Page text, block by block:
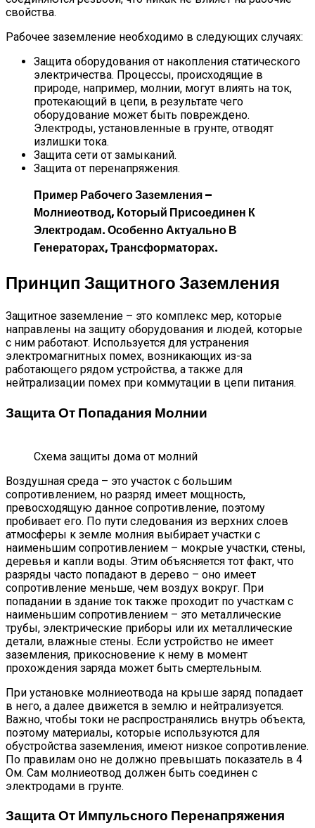
свойства.
Рабочее заземление необходимо в следующих случаях:
Защита оборудования от накопления статического
электричества. Процессы, происходящие в
природе, например, молнии, могут влиять на ток,
протекающий в цепи, в результате чего
оборудование может быть повреждено.
Электроды, установленные в грунте, отводят
излишки тока.
Защита сети от замыканий.
Защита от перенапряжения.
Пример Рабочего Заземления –
Молниеотвод, Который Присоединен К
Электродам. Особенно Актуально В
Генераторах, Трансформаторах.
Принцип Защитного Заземления
Защитное заземление – это комплекс мер, которые
направлены на защиту оборудования и людей, которые
с ним работают. Используется для устранения
электромагнитных помех, возникающих из-за
работающего рядом устройства, а также для
нейтрализации помех при коммутации в цепи питания.
Защита От Попадания Молнии
Схема защиты дома от молний
Воздушная среда – это участок с большим
сопротивлением, но разряд имеет мощность,
превосходящую данное сопротивление, поэтому
пробивает его. По пути следования из верхних слоев
атмосферы к земле молния выбирает участки с
наименьшим сопротивлением – мокрые участки, стены,
деревья и капли воды. Этим объясняется тот факт, что
разряды часто попадают в дерево – оно имеет
сопротивление меньше, чем воздух вокруг. При
попадании в здание ток также проходит по участкам с
наименьшим сопротивлением – это металлические
трубы, электрические приборы или их металлические
детали, влажные стены. Если устройство не имеет
заземления, прикосновение к нему в момент
прохождения заряда может быть смертельным.
При установке молниеотвода на крыше заряд попадает
в него, а далее движется в землю и нейтрализуется.
Важно, чтобы токи не распространялись внутрь объекта,
поэтому материалы, которые используются для
обустройства заземления, имеют низкое сопротивление.
По правилам оно не должно превышать показатель в 4
Ом. Сам молниеотвод должен быть соединен с
электродами в грунте.
Защита От Импульсного Перенапряжения